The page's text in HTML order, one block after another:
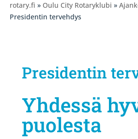
rotary.fi » Oulu City Rotaryklubi »
Presidentin tervehdys
Presidentin
Yhdessä
puolesta